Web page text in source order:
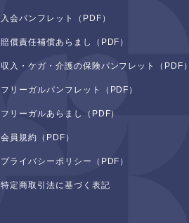
入会パンフレット（PDF）
賠償責任補償あらまし（PDF）
収入・ケガ・介護の保険パンフレット（PDF）
フリーガルパンフレット（PDF）
フリーガルあらまし（PDF）
会員規約（PDF）
プライバシーポリシー（PDF）
特定商取引法に基づく表記